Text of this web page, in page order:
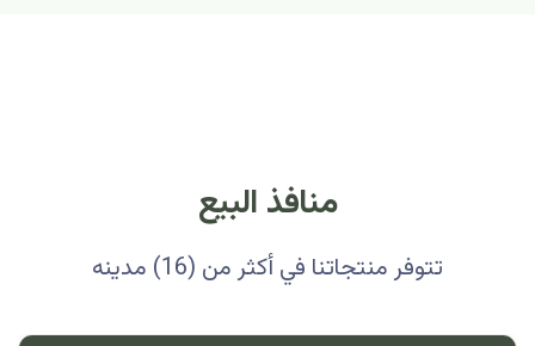
منافذ البيع
تتوفر منتجاتنا في أكثر من (16) مدينه